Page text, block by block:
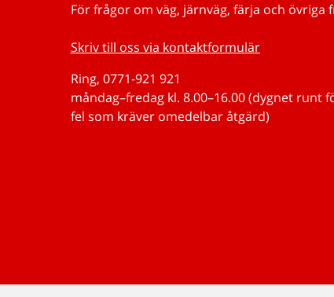
För frågor om väg, järnväg, färja och övriga
Skriv till oss via kontaktformulär
Ring, 0771-921 921
måndag–fredag kl. 8.00–16.00 (dygnet
fel som kräver omedelbar åtgärd)